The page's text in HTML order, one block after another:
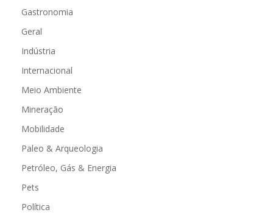
Gastronomia
Geral
Indústria
Internacional
Meio Ambiente
Mineração
Mobilidade
Paleo & Arqueologia
Petróleo, Gás & Energia
Pets
Política